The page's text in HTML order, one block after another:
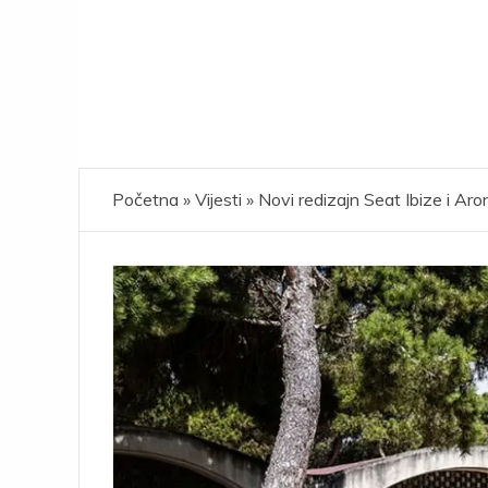
Početna » Vijesti » Novi redizajn Seat Ibize i